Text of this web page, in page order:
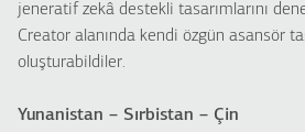
jeneratif zekâ destekli tasarımlarını
Creator alanında kendi özgün asansör
oluşturabildiler.
Yunanistan – Sırbistan – Çin